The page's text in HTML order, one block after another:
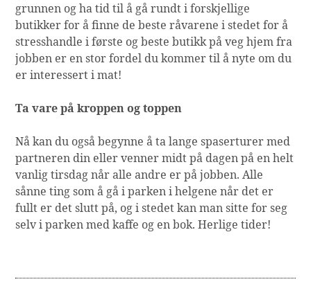
grunnen og ha tid til å gå rundt i forskjellige
butikker for å finne de beste råvarene i stedet for å
stresshandle i første og beste butikk på veg hjem fra
jobben er en stor fordel du kommer til å nyte om du
er interessert i mat!
Ta vare på kroppen og toppen
Nå kan du også begynne å ta lange spaserturer med
partneren din eller venner midt på dagen på en helt
vanlig tirsdag når alle andre er på jobben. Alle
sånne ting som å gå i parken i helgene når det er
fullt er det slutt på, og i stedet kan man sitte for seg
selv i parken med kaffe og en bok. Herlige tider!